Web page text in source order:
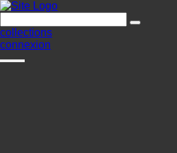
collections
connexion